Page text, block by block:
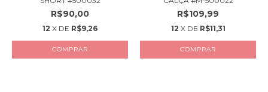
R$90,00
12 X DE R$9,26
COMPRAR
R$109,99
12 X DE R$11,31
COMPRAR